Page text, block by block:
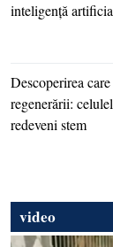
video
inteligenţă
Descoperirea
regenerării:
redeveni stem